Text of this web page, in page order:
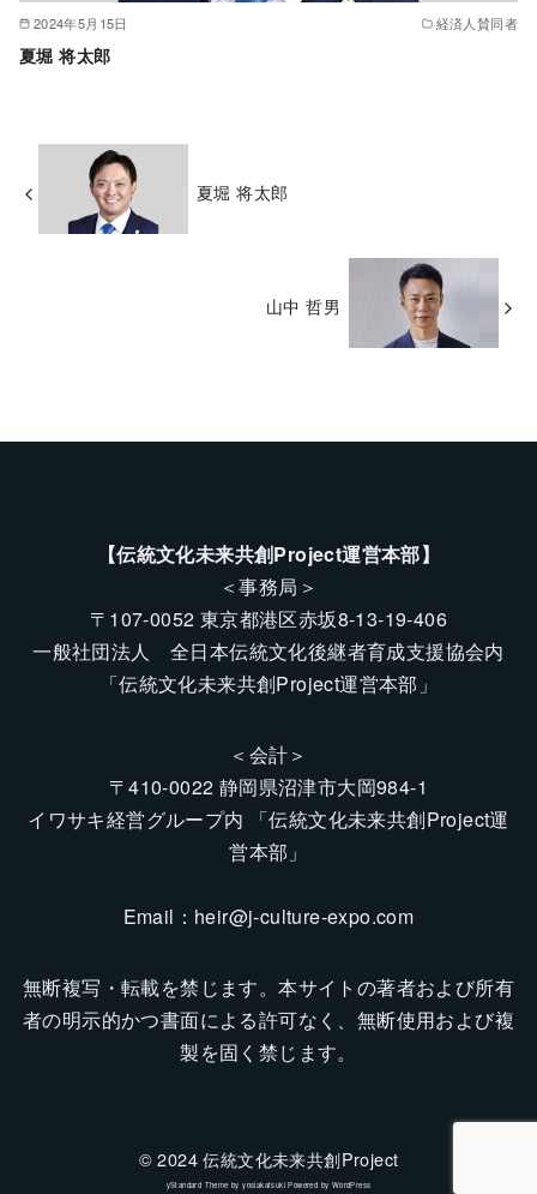
2024年5月15日 経済人賛同者
夏堀 将太郎
夏堀 将太郎
山中 哲男
【伝統文化未来共創Project運営本部】
＜事務局＞
〒107-0052 東京都港区赤坂8-13-19-406
一般社団法人 全日本伝統文化後継者育成支援協会内
「伝統文化未来共創Project運営本部」
＜会計＞
〒410-0022 静岡県沼津市大岡984-1
イワサキ経営グループ内 「伝統文化未来共創Project運
営本部」
Email： heir@j-culture-expo.com
無断複写・転載を禁じます。本サイトの著者および所有
者の明示的かつ書面による許可なく、無断使用および複
製を固く禁じます。
© 2024 伝統文化未来共創Project
yStandard Theme byyosiakatsuki Powered by WordPress